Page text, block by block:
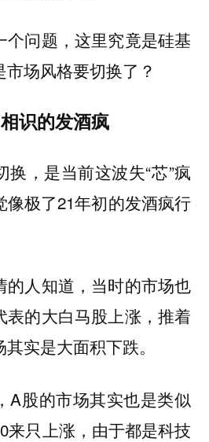
个问题，这里究竟是硅基
场风格要切换了？
识的发酒疯
，是当前这波失“芯”疯
像极了21年初的发酒疯行
的人知道，当时的市场也
表的大白马股上涨，推着
实是大面积下跌。
A股的市场其实也是类似
来只上涨，由于都是科技